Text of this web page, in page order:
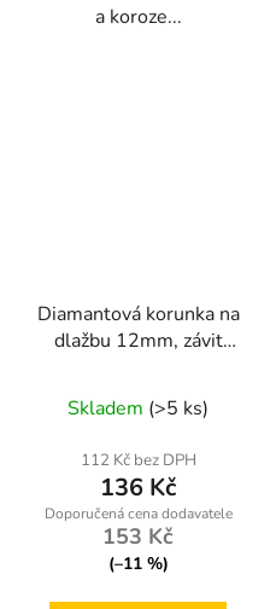
a koroze...
Diamantová korunka na
dlažbu 12mm, závit
Skladem (>5 ks)
112 Kč bez DPH
136 Kč
153 Kč
(–11 %)